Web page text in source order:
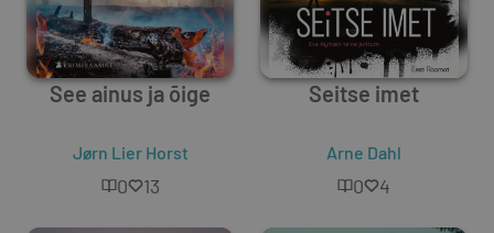
See ainus ja õige
Jørn Lier Horst
0 13
Seitse imet
Arne Dahl
0 4